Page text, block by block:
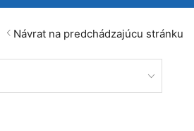
Návrat na predchádzajúcu stránku